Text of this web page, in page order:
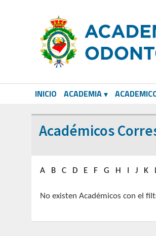
INICIO ACADEMIA
Académicos
A B C D E F G H J K
No existen Académicos con el